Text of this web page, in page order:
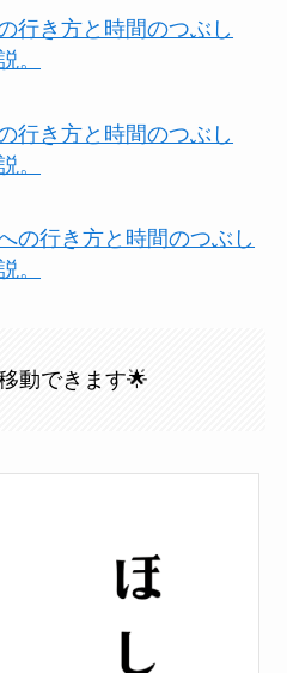
行き方と時間のつぶし
。
行き方と時間のつぶし
。
の行き方と時間のつぶし
。
動できます🌟